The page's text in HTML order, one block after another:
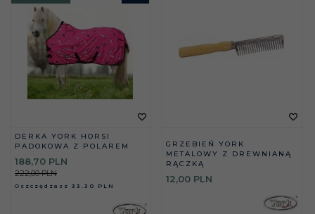
DERKA YORK HORSI
PADOKOWA Z POLAREM
188,70 PLN
222,00 PLN
Oszczędzasz 33.30 PLN
GRZEBIEŃ YORK
METALOWY Z DREWNIANĄ
RĄCZKĄ
12,00 PLN